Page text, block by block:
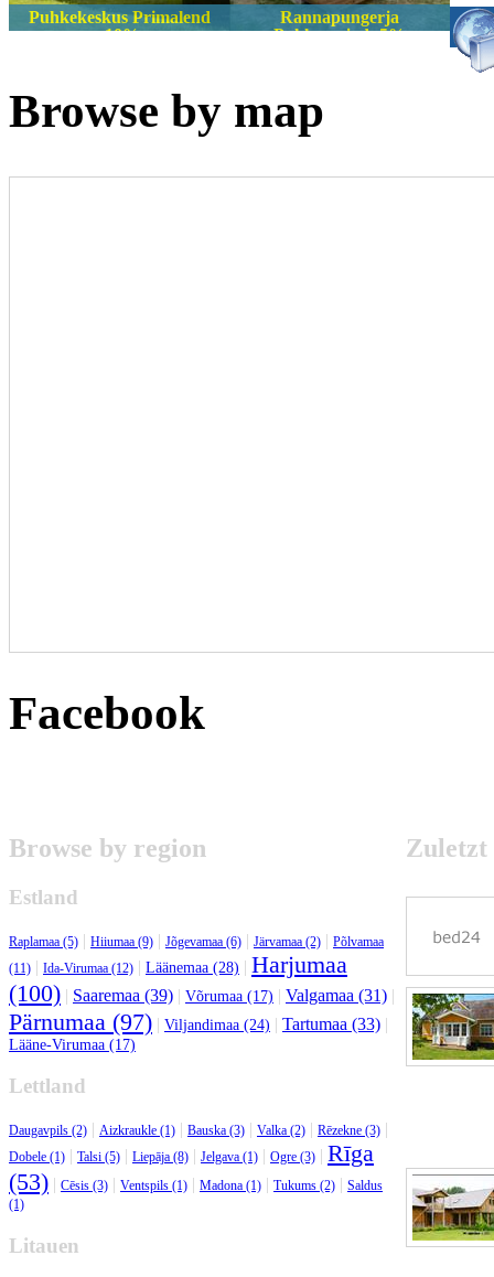
Puhkekeskus Primalend
-10%
Rannapungerja
Puhkemajad -5%
Browse by map
Facebook
Browse by region
Estland
Raplamaa (5) | Hiiumaa (9) | Jõgevamaa (6) | Järvamaa (2) | Põlvamaa
(11) | Ida-Virumaa (12) | Läänemaa (28) | Harjumaa
(100) | Saaremaa (39) | Võrumaa (17) | Valgamaa (31) |
Pärnumaa (97) | Viljandimaa (24) | Tartumaa (33) |
Lääne-Virumaa (17)
Lettland
Daugavpils (2) | Aizkraukle (1) | Bauska (3) | Valka (2) | Rēzekne (3) |
Dobele (1) | Talsi (5) | Liepāja (8) | Jelgava (1) | Ogre (3) | Rīga
(53) | Cēsis (3) | Ventspils (1) | Madona (1) | Tukums (2) | Saldus
(1)
Litauen
Zuletzt